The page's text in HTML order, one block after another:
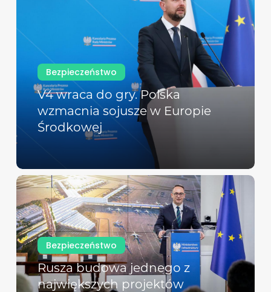
Bezpieczeństwo
V4 wraca do gry. Polska
wzmacnia sojusze w Europie
Środkowej
Bezpieczeństwo
Rusza budowa jednego z
największych projektów